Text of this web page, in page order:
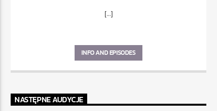
[...]
INFO AND EPISODES
NASTĘPNE AUDYCJE